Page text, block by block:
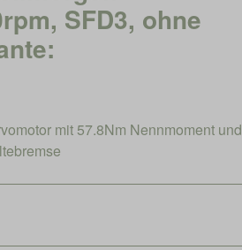
SFD3, ohne
mit 57.8Nm Nennmoment und